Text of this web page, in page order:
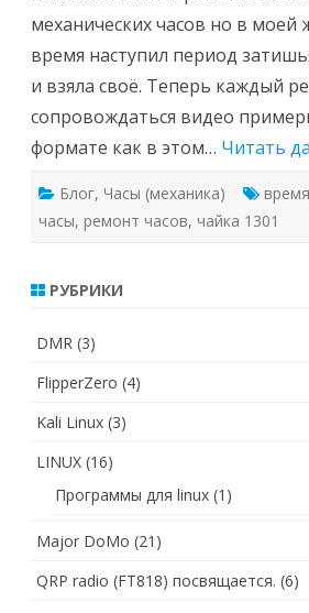
механических часов но в моей
время наступил период
и взяла своё. Теперь каждый
сопровождаться видео
формате как в этом… Читать
Блог, Часы (механика) время
часы, ремонт часов, чайка 1301
РУБРИКИ
DMR (3)
FlipperZero (4)
Kali Linux (3)
LINUX (16)
Программы для linux (1)
Major DoMo (21)
QRP radio (FT818) посвящается. (6)